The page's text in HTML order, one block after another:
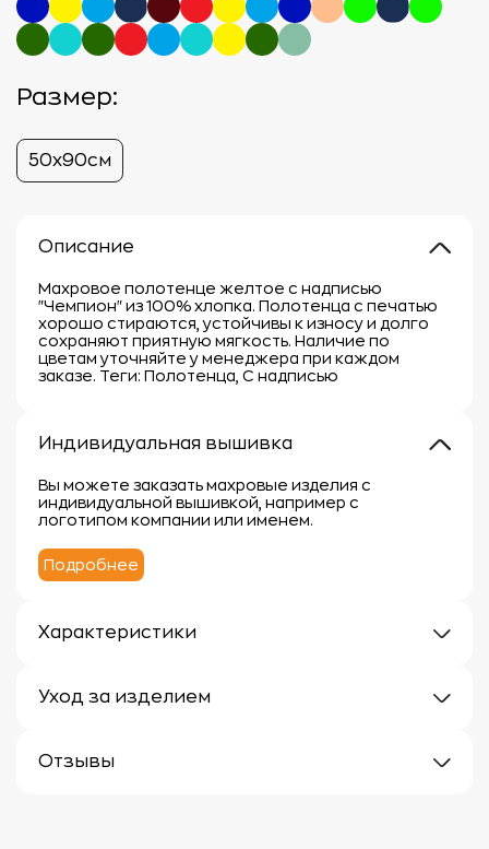
Размер:
50х90см
Описание
Махровое полотенце желтое с надписью
"Чемпион" из 100% хлопка. Полотенца с печатью
хорошо стираются, устойчивы к износу и долго
сохраняют приятную мягкость. Наличие по
цветам уточняйте у менеджера при каждом
заказе. Теги: Полотенца, С надписью
Индивидуальная вышивка
Вы можете заказать махровые изделия с
индивидуальной вышивкой, например с
логотипом компании или именем.
Подробнее
Характеристики
Материал: 100% хлопок
Уход за изделием
чтобы сохранить их мягкость, впитывающие
Отзывы